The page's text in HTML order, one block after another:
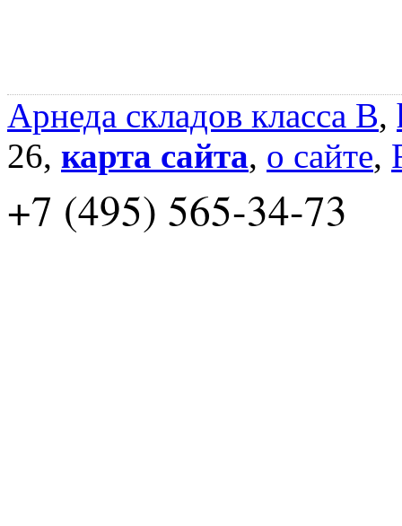
Арнеда складов класса B,
26, карта сайта, о сайте,
+7 (495) 565-34-73